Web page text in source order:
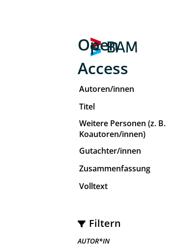
Open
Access
Autoren/innen
Titel
Weitere Personen (z. B.
Koautoren/innen)
Gutachter/innen
Zusammenfassung
Volltext
Filtern
AUTOR*IN